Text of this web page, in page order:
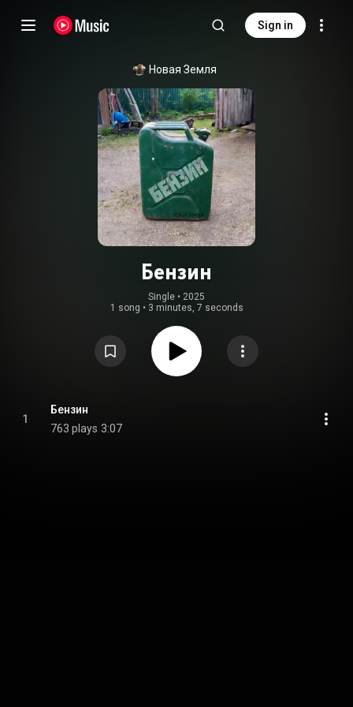
Sign in
Новая Земля
Бензин
Single • 2025
1 song • 3 minutes, 7 seconds
1
Бензин
763 plays 3:07